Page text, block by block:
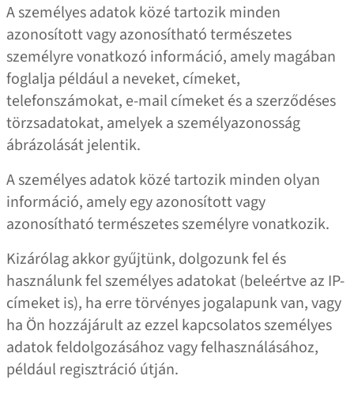
A személyes adatok közé tartozik minden
azonosított vagy azonosítható természetes
személyre vonatkozó információ, amely magában
foglalja például a neveket, címeket,
telefonszámokat, e‑mail címeket és a szerződéses
törzsadatokat, amelyek a személyazonosság
ábrázolását jelentik.
A személyes adatok közé tartozik minden olyan
információ, amely egy azonosított vagy
azonosítható természetes személyre vonatkozik.
Kizárólag akkor gyűjtünk, dolgozunk fel és
használunk fel személyes adatokat (beleértve az IP-
címeket is), ha erre törvényes jogalapunk van, vagy
ha Ön hozzájárult az ezzel kapcsolatos személyes
adatok feldolgozásához vagy felhasználásához,
például regisztráció útján.